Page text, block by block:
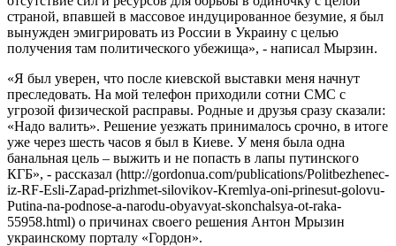
страной, впавшей в массовое индуцированное безумие, я был
вынужден эмигрировать из России в Украину с целью
получения там политического убежища», - написал Мырзин.
«Я был уверен, что после киевской выставки меня начнут
преследовать. На мой телефон приходили сотни СМС с
угрозой физической расправы. Родные и друзья сразу сказали:
«Надо валить». Решение уезжать принималось срочно, в итоге
уже через шесть часов я был в Киеве. У меня была одна
банальная цель – выжить и не попасть в лапы путинского
КГБ», - рассказал (http://gordonua.com/publications/Politbezhenec-
iz-RF-Esli-Zapad-prizhmet-silovikov-Kremlya-oni-prinesut-golovu-
Putina-na-podnose-a-narodu-obyavyat-skonchalsya-ot-raka-
55958.html) о причинах своего решения Антон Мрызин
украинскому порталу «Гордон».